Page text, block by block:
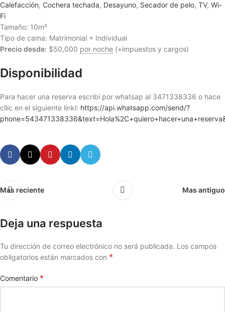
Calefacción, Cochera techada, Desayuno, Secador de pelo, TV, Wi-
Fi
Tamaño: 10m²
Tipo de cama: Matrimonial + Individual
Precio desde: $50,000 por noche (+impuestos y cargos)
Disponibilidad
Para hacer una reserva escribi por whatsap al 3471338336 o hace
cllic en el siguiente linkl: https://api.whatsapp.com/send/?
Mas reciente Mas antiguo
Deja una respuesta
Tu dirección de correo electrónico no será publicada. Los campos
obligatorios están marcados con *
Comentario *